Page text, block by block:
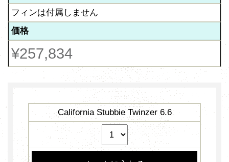
フィンは付属しません
価格
¥257,834
California Stubbie Twinzer 6.6